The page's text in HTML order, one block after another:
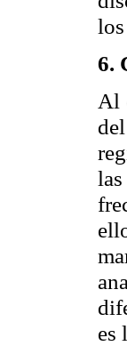
6.
Al
es